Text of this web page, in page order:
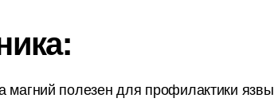
магний полезен для профилактики язвы